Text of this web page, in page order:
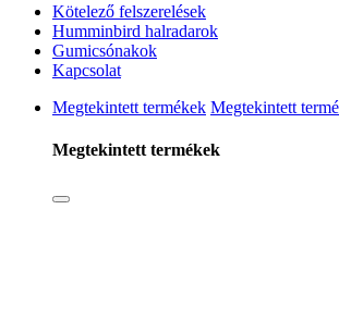
Kötelező felszerelések
Humminbird halradarok
Gumicsónakok
Kapcsolat
Megtekintett termékek Megtekintett
Megtekintett termékek